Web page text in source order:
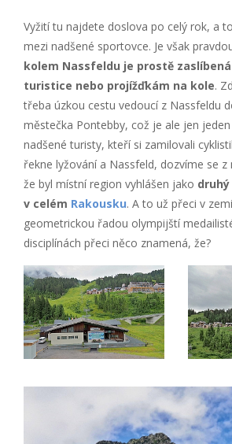
Vyžití tu najdete doslova po celý rok, a
mezi nadšené sportovce. Je však
kolem Nassfeldu je prostě
turistice nebo projížďkám na kole.
třeba úzkou cestu vedoucí z Nassfeldu
městečka Pontebby, což je ale jen
nadšené turisty, kteří si zamilovali
řekne lyžování a Nassfeld, dozvíme se z
že byl místní region vyhlášen jako
v celém Rakousku. A to už přeci v
geometrickou řadou olympijští
disciplínách přeci něco znamená, že?